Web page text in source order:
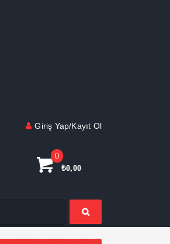
Giriş Yap/Kayıt Ol
0
₺0,00